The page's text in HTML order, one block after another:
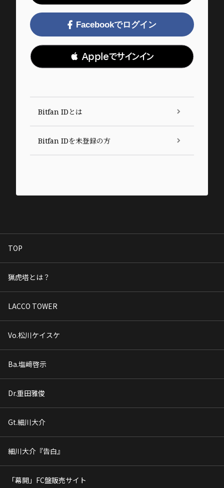
Facebookでログイン
 Appleでサインイン
Bitfan IDとは
Bitfan IDを未登録の方
TOP
猟虎塔とは？
LACCO TOWER
Vo.松川ケイスケ
Ba.塩﨑啓示
Dr.重田雅俊
Gt.細川大介
細川大介『告白』
「幕開」FC盤販売サイト